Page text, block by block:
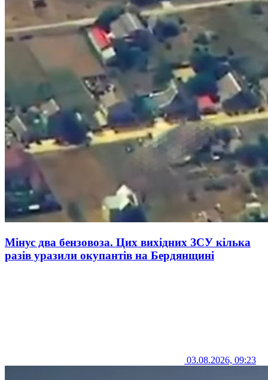
Мінус два бензовоза. Цих вихідних ЗСУ кілька
разів уразили окупантів на Бердянщині
03.08.2026, 09:23